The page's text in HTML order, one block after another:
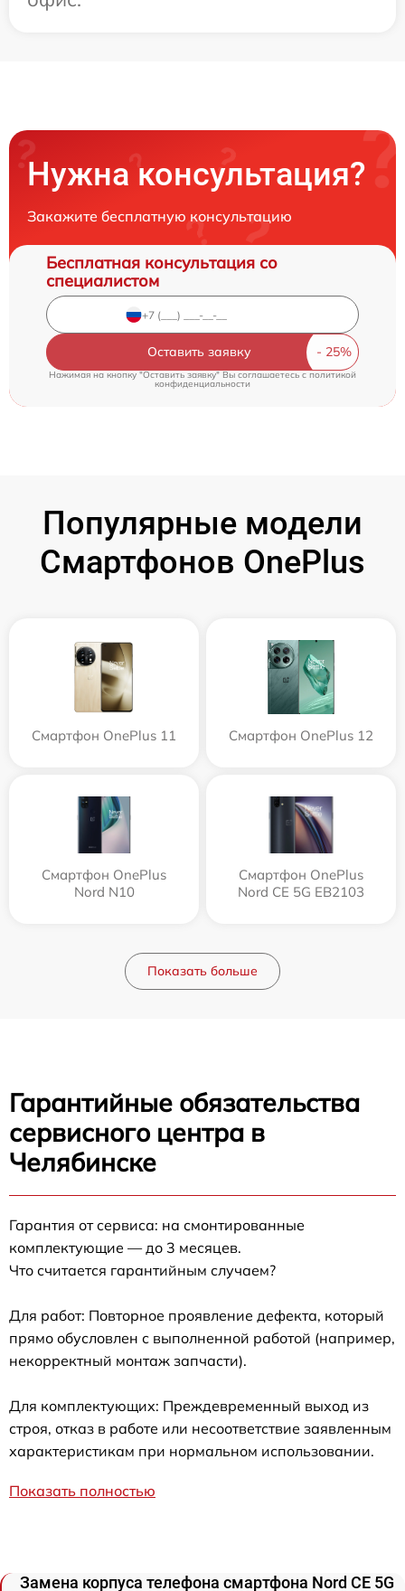
Нужна консультация?
Закажите бесплатную консультацию
Бесплатная консультация со
специалистом
Оставить заявку
Нажимая на кнопку "Оставить заявку" Вы соглашаетесь c политикой
конфиденциальности
Популярные модели
Смартфонов OnePlus
Смартфон OnePlus 11 Смартфон OnePlus 12
Смартфон OnePlus
Nord N10
Смартфон OnePlus
Nord CE 5G EB2103
Показать больше
Гарантийные обязательства
сервисного центра в
Челябинске
Гарантия от сервиса: на смонтированные
комплектующие — до 3 месяцев.
Что считается гарантийным случаем?
Для работ: Повторное проявление дефекта, который
прямо обусловлен с выполненной работой (например,
некорректный монтаж запчасти).
Для комплектующих: Преждевременный выход из
строя, отказ в работе или несоответствие заявленным
характеристикам при нормальном использовании.
Показать полностью
Замена корпуса телефона смартфона Nord CE 5G